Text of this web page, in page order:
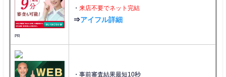
PR
・ 来店不要でネット完結
⇒アイフル詳細
・事前審査結果最短10秒